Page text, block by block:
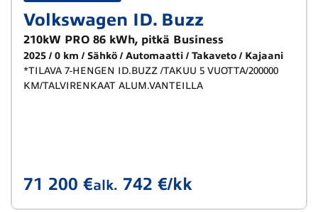
Volkswagen ID. Buzz
210kW PRO 86 kWh, pitkä Business
2025 0 km Sähkö Automaatti Takaveto
Kajaani
*TILAVA 7-HENGEN ID.BUZZ /TAKUU 5 VUOTTA/200000
KM/TALVIRENKAAT ALUM.VANTEILLA
71 200 €alk. 742 €/kk